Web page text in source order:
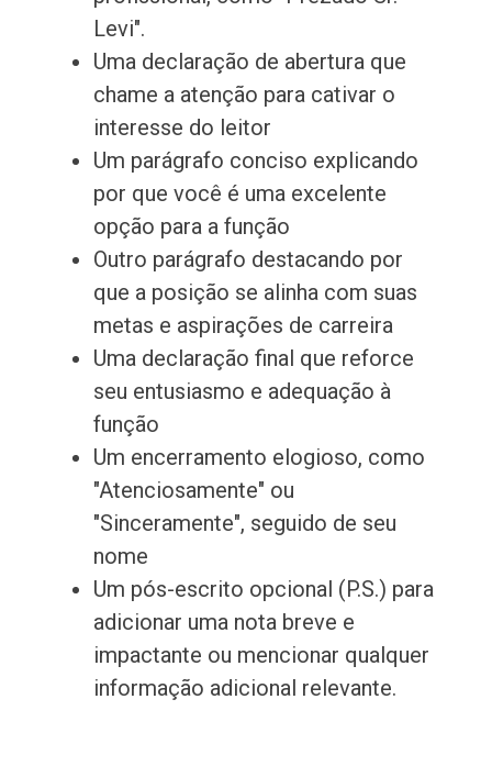
Levi".
Uma declaração de abertura que
chame a atenção para cativar o
interesse do leitor
Um parágrafo conciso explicando
por que você é uma excelente
opção para a função
Outro parágrafo destacando por
que a posição se alinha com suas
metas e aspirações de carreira
Uma declaração final que reforce
seu entusiasmo e adequação à
função
Um encerramento elogioso, como
"Atenciosamente" ou
"Sinceramente", seguido de seu
nome
Um pós-escrito opcional (P.S.) para
adicionar uma nota breve e
impactante ou mencionar qualquer
informação adicional relevante.